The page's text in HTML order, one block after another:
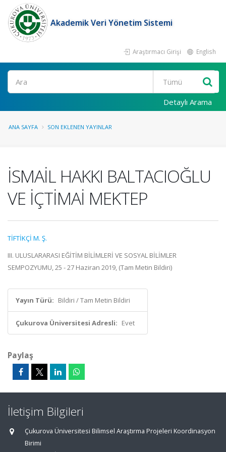
Akademik Veri Yönetim Sistemi
Araştırmacı Girişi English
Ara
Detaylı Arama
ANA SAYFA SON EKLENEN YAYINLAR
İSMAİL HAKKI BALTACIOĞLU
VE İÇTİMAİ MEKTEP
TİFTİKÇİ M. Ş.
III. ULUSLARARASI EĞİTİM BİLİMLERİ VE SOSYAL BİLİMLER
SEMPOZYUMU, 25 - 27 Haziran 2019, (Tam Metin Bildiri)
Yayın Türü: Bildiri / Tam Metin Bildiri
Çukurova Üniversitesi Adresli: Evet
Paylaş
İletişim Bilgileri
Çukurova Üniversitesi Bilimsel Araştırma Projeleri Koordinasyon
Birimi